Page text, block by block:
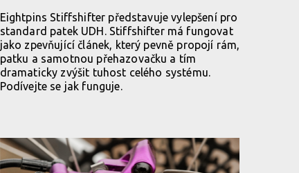
Eightpins Stiffshifter představuje vylepšení pro
standard patek UDH. Stiffshifter má fungovat
jako zpevňující článek, který pevně propojí rám,
patku a samotnou přehazovačku a tím
dramaticky zvýšit tuhost celého systému.
Podívejte se jak funguje.